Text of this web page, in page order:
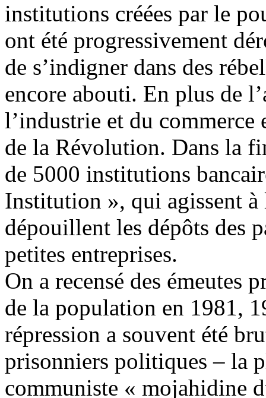
institutions créées par le
ont été progressivement
de s’indigner dans des
encore abouti. En plus de
l’industrie et du commerce
de la Révolution. Dans la
de 5000 institutions
Institution », qui agissent
dépouillent les dépôts des
petites entreprises.
On a recensé des émeutes
de la population en 1981,
répression a souvent été
prisonniers politiques – la
communiste « mojahidine